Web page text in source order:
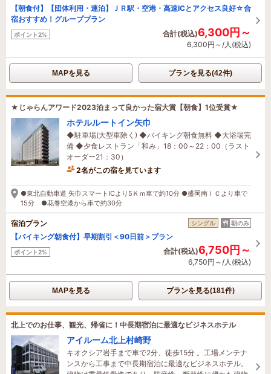
【朝食付】【団体利用・連泊】ＪＲ駅・空港・高速ICとアクセス良好☆合
宿おすすめ！グループプラン
ポイント2% 合計(税込)6,300円～
6,300円～/人(税込)
MAPを見る プランを見る(42件)
★じゃらんアワード2023泊まって良かった宿大賞【朝食】1位受賞★
ホテルルートイン矢巾
◆駐車場(大型車除く) ◆バイキング朝食無料 ◆大浴場完
備 ◆夕食レストラン「和み」18：00～22：00（ラスト
オーダー21：30）
2名がこの宿を見ています
2時間前に予約されました
●東北自動車道 矢巾スマートICより5Ｋｍ車で約10分 ●盛岡南ＩＣより車で
15分 ●花巻空港から車で約30分
宿泊プラン シングル 朝のみ
【バイキング朝食付】早期割引＜90日前＞プラン
ポイント2% 合計(税込)6,750円～
6,750円～/人(税込)
MAPを見る プランを見る(181件)
北上でのお仕事、観光、帰省に！中長期宿泊に最適なビジネスホテル
アイルーム北上村崎野
キオクシア岩手まで車で2分、徒歩15分 。工場メンテナ
ンスから工事まで中長期宿泊に最適なビジネスホテル。